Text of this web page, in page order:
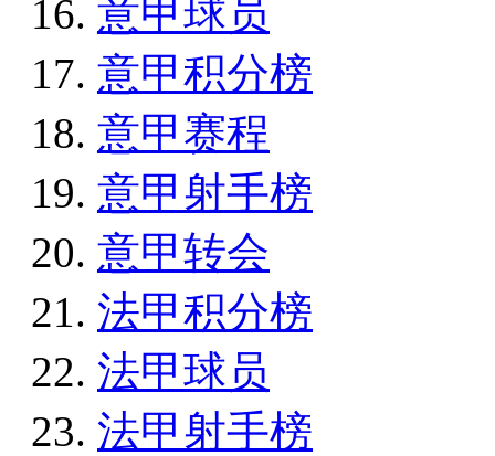
意甲球员
意甲积分榜
意甲赛程
意甲射手榜
意甲转会
法甲积分榜
法甲球员
法甲射手榜